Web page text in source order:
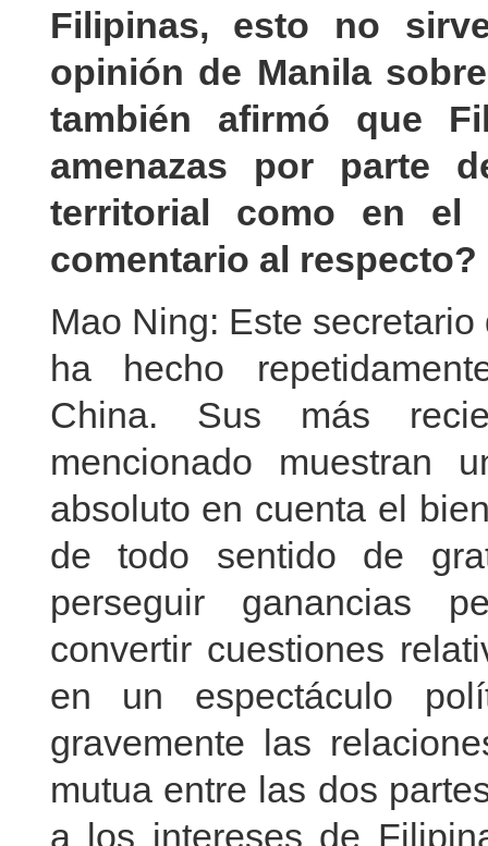
Filipinas, esto no
opinión de Manila
también afirmó que
amenazas por parte
territorial como en el
comentario al respecto?
Mao Ning: Este
ha hecho
China. Sus más
mencionado
absoluto en cuenta el
de todo sentido de
perseguir ganancias
convertir cuestiones
en un espectáculo
gravemente las
mutua entre las dos
a los intereses de